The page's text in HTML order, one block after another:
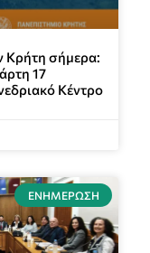
Κρήτη σήμερα:
17
Κέντρο
ΕΝΗΜΈΡΩΣΗ